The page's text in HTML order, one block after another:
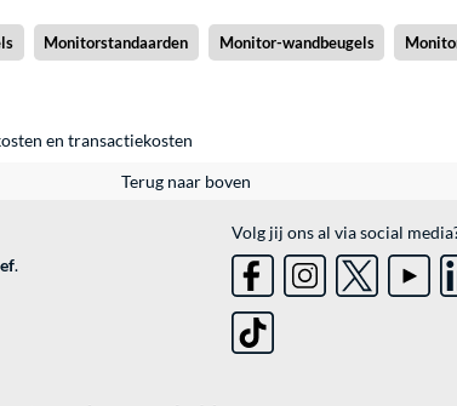
Monitorstandaarden Monitor-wandbeugels
en transactiekosten
Terug naar boven
.
Volg jij ons al via social